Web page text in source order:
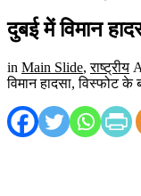
दुबई में विमान
in Main Slide,राष्ट्रीय
विमान हादसा, विस्फोट के